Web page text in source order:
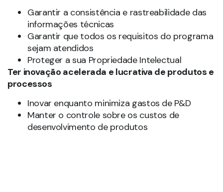
Garantir a consistência e rastreabilidade das
informações técnicas
Garantir que todos os requisitos do programa
sejam atendidos
Proteger a sua Propriedade Intelectual
Ter inovação acelerada e lucrativa de produtos e
processos
Inovar enquanto minimiza gastos de P&D
Manter o controle sobre os custos de
desenvolvimento de produtos